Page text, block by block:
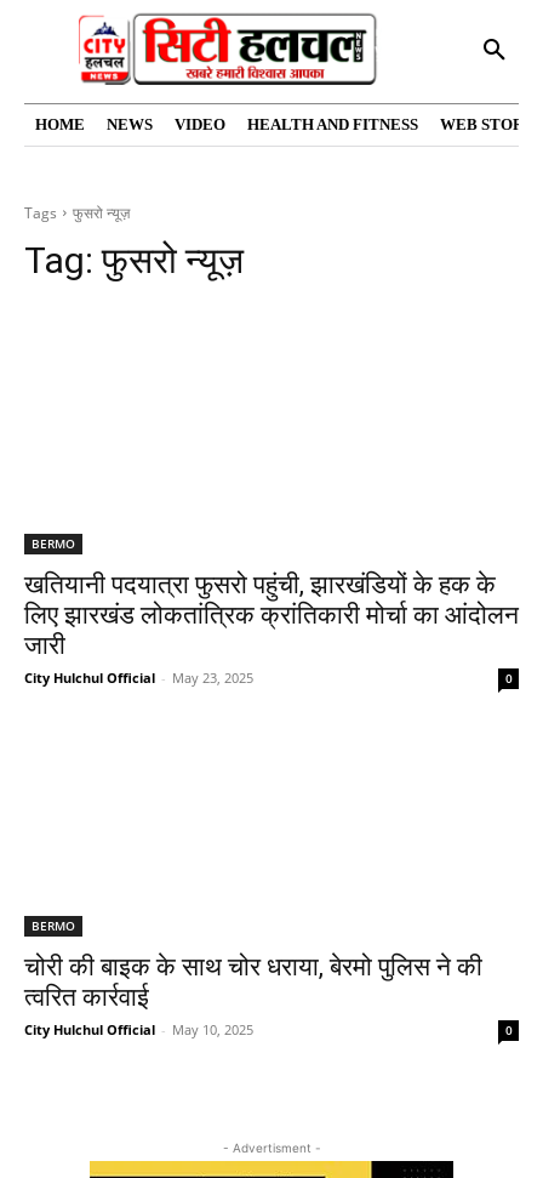
HOME NEWS VIDEO HEALTH AND FITNESS WEB
Tags फुसरो न्यूज़
Tag:फुसरो न्यूज़
BERMO
खतियानी पदयात्रा फुसरो पहुंची, झारखंडियों के हक के
लिए झारखंड लोकतांत्रिक क्रांतिकारी मोर्चा का आंदोलन
जारी
City Hulchul Official - May 23, 2025 0
BERMO
चोरी की बाइक के साथ चोर धराया, बेरमो पुलिस ने की
त्वरित कार्रवाई
City Hulchul Official - May 10, 2025 0
- Advertisment -